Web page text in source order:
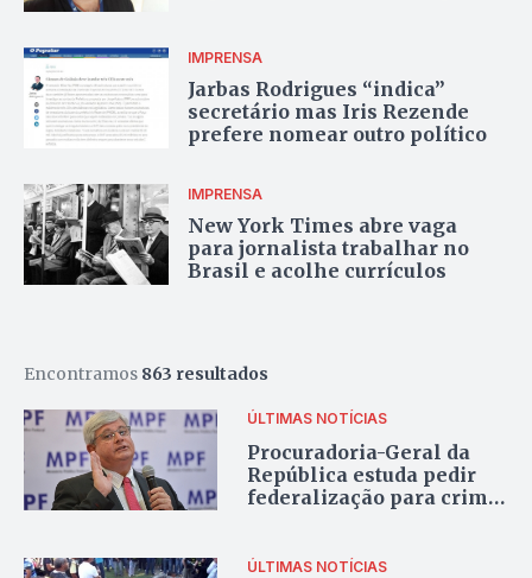
IMPRENSA
Jarbas Rodrigues “indica”
secretário mas Iris Rezende
prefere nomear outro político
IMPRENSA
New York Times abre vaga
para jornalista trabalhar no
Brasil e acolhe currículos
Encontramos 863 resultados
ÚLTIMAS NOTÍCIAS
Procuradoria-Geral da
República estuda pedir
federalização para crime
ÚLTIMAS NOTÍCIAS